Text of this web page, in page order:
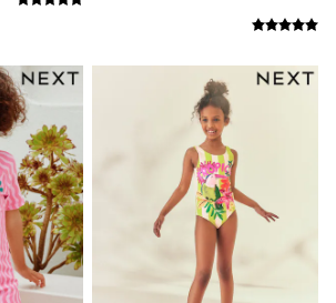
100% Cotton Dresses
All Underwear
Pyjamas
Thermals
Robes
Sleepsuits
Slippers
Socks & Tights
All Footwear
Sandals & Clogs
Boots